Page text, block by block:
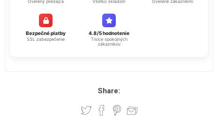
Overený predajca Všetko skladom Overené zákazníkmi
Bezpečné platby
SSL zabezpečenie
4.8/5 hodnotenie
Tisíce spokojných
zákazníkov
Share: